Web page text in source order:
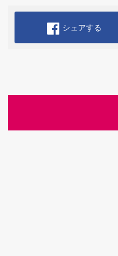
シェアする